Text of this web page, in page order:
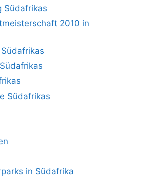
Südafrikas
2010 in
Südafrikas
in Südafrika